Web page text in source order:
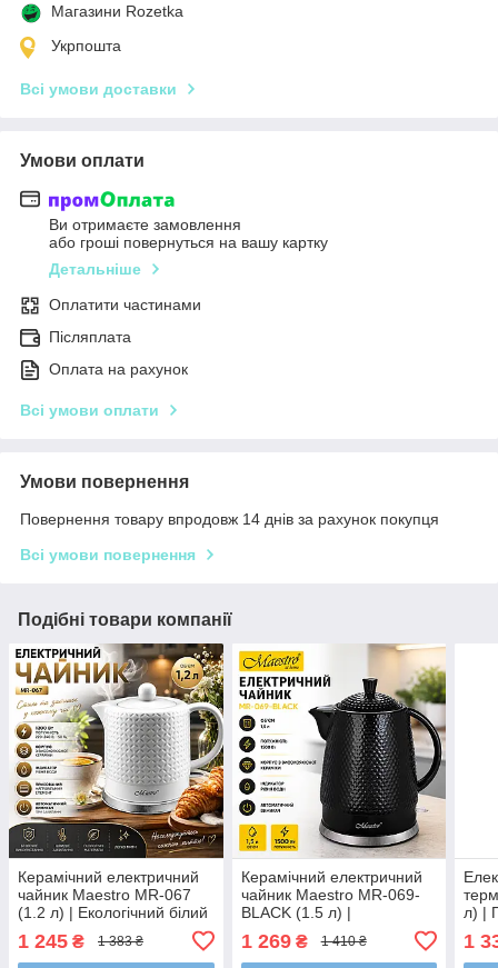
Магазини Rozetka
Укрпошта
Всі умови доставки
Умови оплати
Ви отримаєте замовлення
або гроші повернуться на вашу картку
Детальніше
Оплатити частинами
Післяплата
Оплата на рахунок
Всі умови оплати
Умови повернення
Повернення товару впродовж 14 днів за рахунок покупця
Всі умови повернення
Подібні товари компанії
Керамічний електричний
чайник Maestro MR-067
(1.2 л) | Екологічний білий
візерунком та
1 245 ₴ 1 383 ₴
Керамічний електричний
чайник Maestro MR-069-
BLACK (1.5 л) |
корпус, прихований
1 269₴ 1 410 ₴
л) |
1